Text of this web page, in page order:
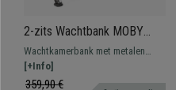
2-zits Wachtbank MOBY
BASE, Metalen Structuur,
Dikke Vulling, Groen
Wachtkamerbank met metalen
structuur. 108x50 cm Zeer
resistent, groot comfort en dikke
[+Info]
359,90 €